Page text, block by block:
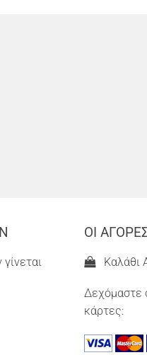
ΟΙ
Καλάθι
Δεχόμαστε
κάρτες: